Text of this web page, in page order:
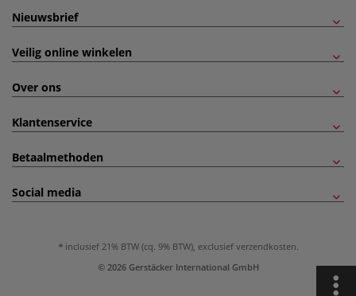
Nieuwsbrief
Veilig online winkelen
Over ons
Klantenservice
Betaalmethoden
Social media
inclusief 21% BTW (cq. 9% BTW), exclusief verzendkosten.
© 2026 Gerstäcker International GmbH